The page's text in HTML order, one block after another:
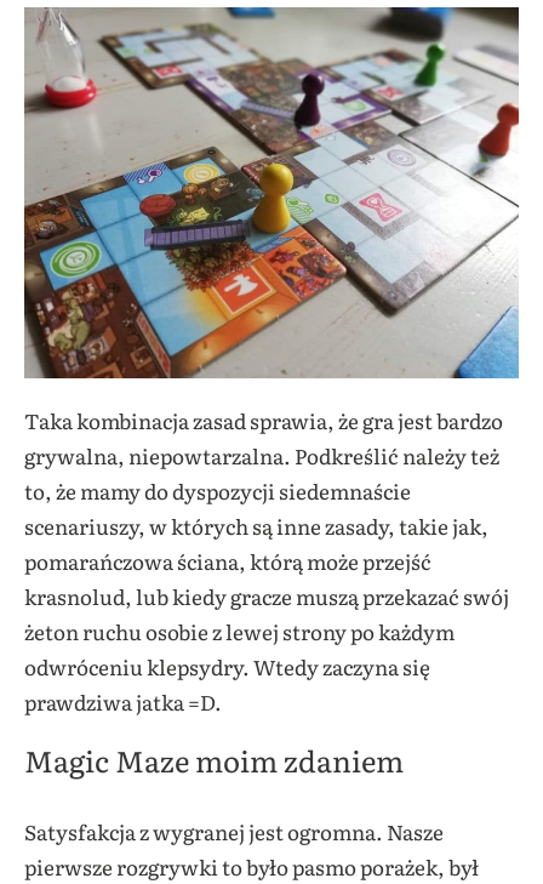
Taka kombinacja zasad sprawia, że gra jest bardzo
grywalna, niepowtarzalna. Podkreślić należy też
to, że mamy do dyspozycji siedemnaście
scenariuszy, w których są inne zasady, takie jak,
pomarańczowa ściana, którą może przejść
krasnolud, lub kiedy gracze muszą przekazać swój
żeton ruchu osobie z lewej strony po każdym
odwróceniu klepsydry. Wtedy zaczyna się
prawdziwa jatka =D.
Magic Maze moim zdaniem
Satysfakcja z wygranej jest ogromna. Nasze
pierwsze rozgrywki to było pasmo porażek, był